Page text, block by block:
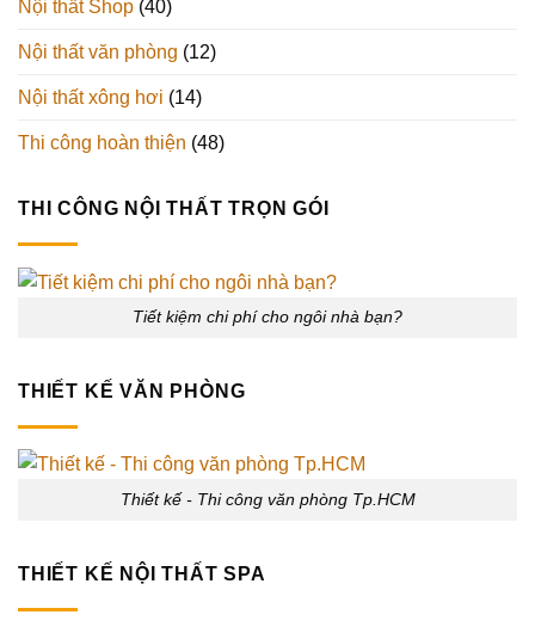
Nội thất Shop (40)
Nội thất văn phòng (12)
Nội thất xông hơi (14)
Thi công hoàn thiện (48)
THI CÔNG NỘI THẤT TRỌN GÓI
Tiết kiệm chi phí cho ngôi nhà bạn?
THIẾT KẾ VĂN PHÒNG
Thiết kế - Thi công văn phòng Tp.HCM
THIẾT KẾ NỘI THẤT SPA